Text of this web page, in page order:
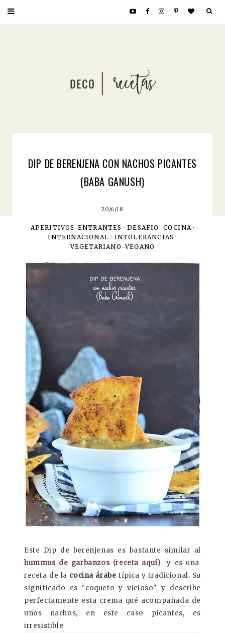
DIP DE BERENJENA CON NACHOS PICANTES
(BABA GANUSH)
20/6/18
APERITIVOS-ENTRANTES ·DESAFIO-COCINA ·
INTERNACIONAL · INTOLERANCIAS ·
VEGETARIANO-VEGANO
Este Dip de berenjenas es bastante similar al
hummus de garbanzos (receta aquí)
y es una
receta de la cocina árabe típica y tradicional. Su
significado es "coqueto y vicioso" y describe
perfectamente esta crema qué acompañada de
unos nachos, en este caso picantes, es
irresistible